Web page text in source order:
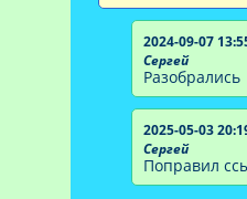
2024-09-07
Сергей
Разобрались
2025-05-03
Сергей
Поправил